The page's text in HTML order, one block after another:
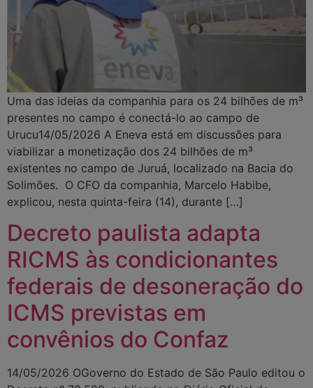
Uma das ideias da companhia para os 24 bilhões de m³
presentes no campo é conectá-lo ao campo de
Urucu14/05/2026 A Eneva está em discussões para
viabilizar a monetização dos 24 bilhões de m³
existentes no campo de Juruá, localizado na Bacia do
Solimões. O CFO da companhia, Marcelo Habibe,
explicou, nesta quinta-feira (14), durante […]
Decreto paulista adapta
RICMS às condicionantes
federais de desoneração do
ICMS previstas em
convênios do Confaz
14/05/2026 OGoverno do Estado de São Paulo editou o